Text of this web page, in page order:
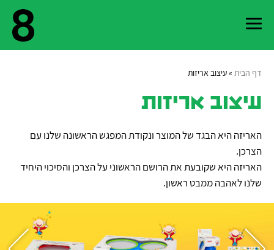
עלינו
צור
קשר
פרויקטים
נבחרים
דף הבית »עיצוב אריזות
עיצוב אריזות
האריזה היא הבגד של המוצר ונקודת המפגש הראשונה שלנו עם
הצרכן.
האריזה היא שקובעת את הרושם הראשוני על הצרכן והסיכוי היחיד
שלנו לאהבה ממבט ראשון.